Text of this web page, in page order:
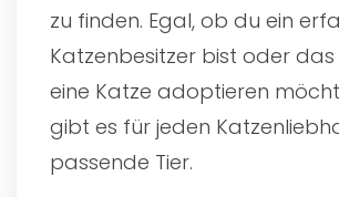
zu finden. Egal, ob du ein
Katzenbesitzer bist oder das
eine Katze adoptieren
gibt es für jeden
passende Tier.